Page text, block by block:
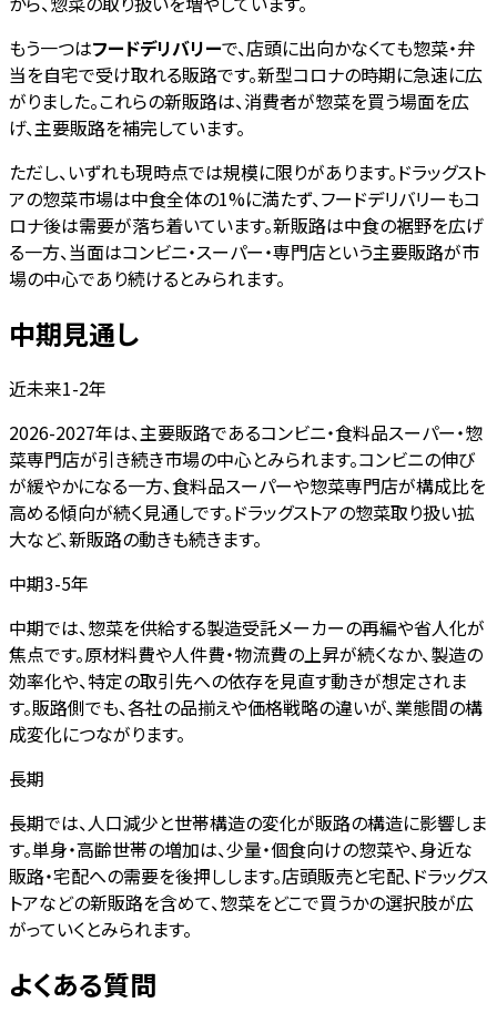
もう一つはフードデリバリーで、店頭に出向かなくても惣菜・弁
当を自宅で受け取れる販路です。新型コロナの時期に急速に広
がりました。これらの新販路は、消費者が惣菜を買う場面を広
げ、主要販路を補完しています。
ただし、いずれも現時点では規模に限りがあります。ドラッグスト
アの惣菜市場は中食全体の1%に満たず、フードデリバリーもコ
ロナ後は需要が落ち着いています。新販路は中食の裾野を広げ
る一方、当面はコンビニ・スーパー・専門店という主要販路が市
場の中心であり続けるとみられます。
中期見通し
近未来1-2年
2026-2027年は、主要販路であるコンビニ・食料品スーパー・惣
菜専門店が引き続き市場の中心とみられます。コンビニの伸び
が緩やかになる一方、食料品スーパーや惣菜専門店が構成比を
高める傾向が続く見通しです。ドラッグストアの惣菜取り扱い拡
大など、新販路の動きも続きます。
中期3-5年
中期では、惣菜を供給する製造受託メーカーの再編や省人化が
焦点です。原材料費や人件費・物流費の上昇が続くなか、製造の
効率化や、特定の取引先への依存を見直す動きが想定されま
す。販路側でも、各社の品揃えや価格戦略の違いが、業態間の構
成変化につながります。
長期
長期では、人口減少と世帯構造の変化が販路の構造に影響しま
す。単身・高齢世帯の増加は、少量・個食向けの惣菜や、身近な
販路・宅配への需要を後押しします。店頭販売と宅配、ドラッグス
トアなどの新販路を含めて、惣菜をどこで買うかの選択肢が広
がっていくとみられます。
よくある質問